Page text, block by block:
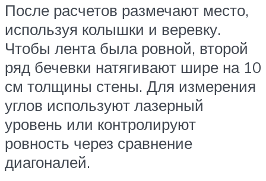
После расчетов размечают место,
используя колышки и веревку.
Чтобы лента была ровной, второй
ряд бечевки натягивают шире на 10
см толщины стены. Для измерения
углов используют лазерный
уровень или контролируют
ровность через сравнение
диагоналей.